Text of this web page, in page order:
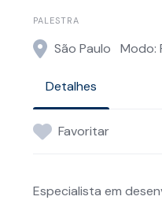
PALESTRA
São Paulo Modo:
Detalhes
Favoritar
Especialista em